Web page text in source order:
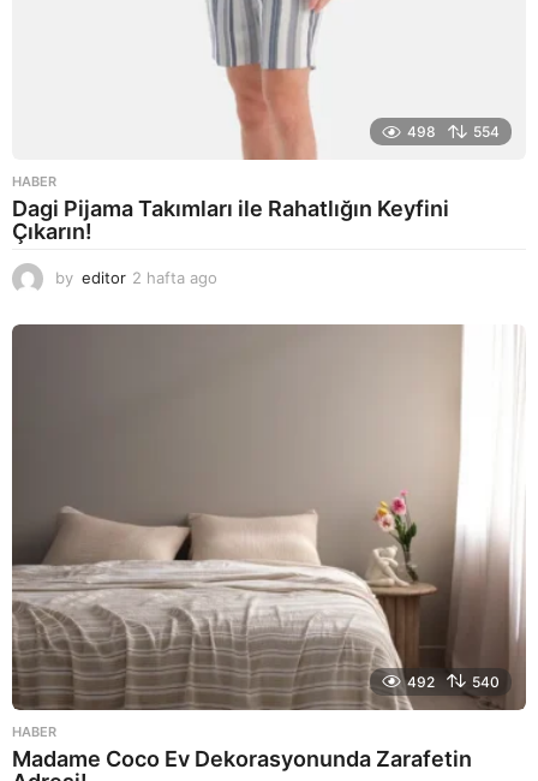
498 554
HABER
Dagi Pijama Takımları ile Rahatlığın Keyfini
Çıkarın!
by editor 2 hafta ago
y
492 540
HABER
Madame Coco Ev Dekorasyonunda Zarafetin